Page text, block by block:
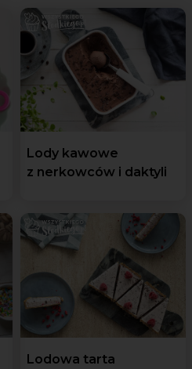
Lody kawowe
z nerkowców i daktyli
Lodowa tarta